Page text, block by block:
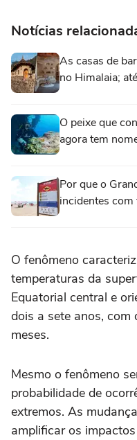
Notícias
As casas de
no Himalaia;
O peixe que
agora tem
Por que o
incidentes com
O fenômeno
temperaturas da
Equatorial central e
dois a sete anos, com
meses.
Mesmo o fenômeno
probabilidade de
extremos. As
amplificar os